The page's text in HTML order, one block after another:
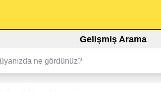
Gelişmiş Arama